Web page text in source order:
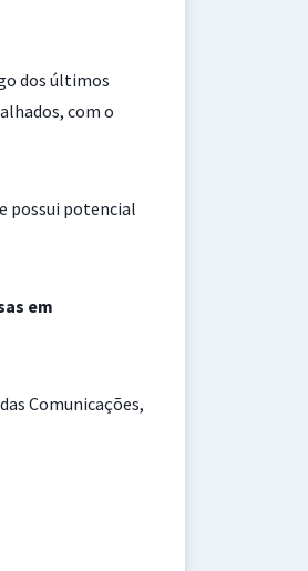
dos últimos
com o
possui potencial
em
Comunicações,